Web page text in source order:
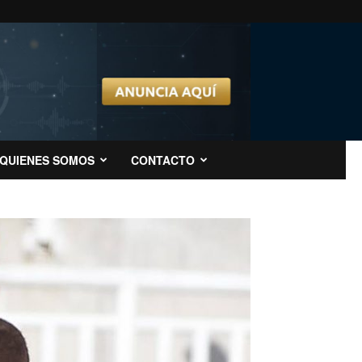
QUIENES SOMOS CONTACTO